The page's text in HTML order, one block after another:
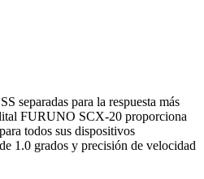
separadas para la respuesta más
FURUNO SCX-20 proporciona
todos sus dispositivos
1.0 grados y precisión de velocidad